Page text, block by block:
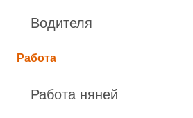
Водителя
Работа
Работа няней